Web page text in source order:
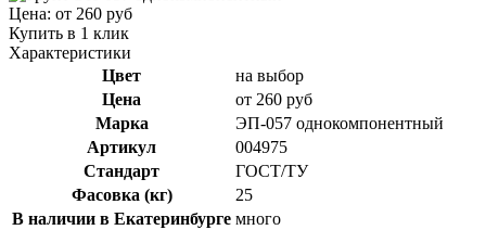
Цена: от 260 руб
Купить в 1 клик
Характеристики
Цвет
на выбор
Цена
от 260 руб
Марка
ЭП-057 однокомпонентный
Артикул
004975
Стандарт
ГОСТ/ТУ
Фасовка (кг)
25
В наличии в Екатеринбурге много